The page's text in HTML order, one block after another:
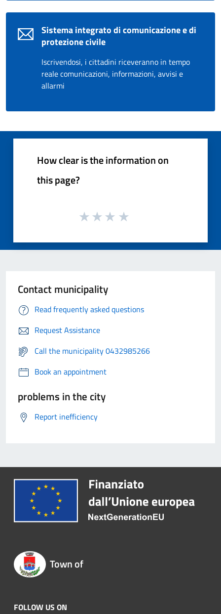
Sistema integrato di comunicazione e di
protezione civile
Iscrivendosi, i cittadini riceveranno in tempo
reale comunicazioni, informazioni, avvisi e
allarmi
How clear is the information on
this page?
Contact municipality
Read frequently asked questions
Request Assistance
Call the municipality 0432985266
Book an appointment
problems in the city
Report inefficiency
Town of
FOLLOW US ON